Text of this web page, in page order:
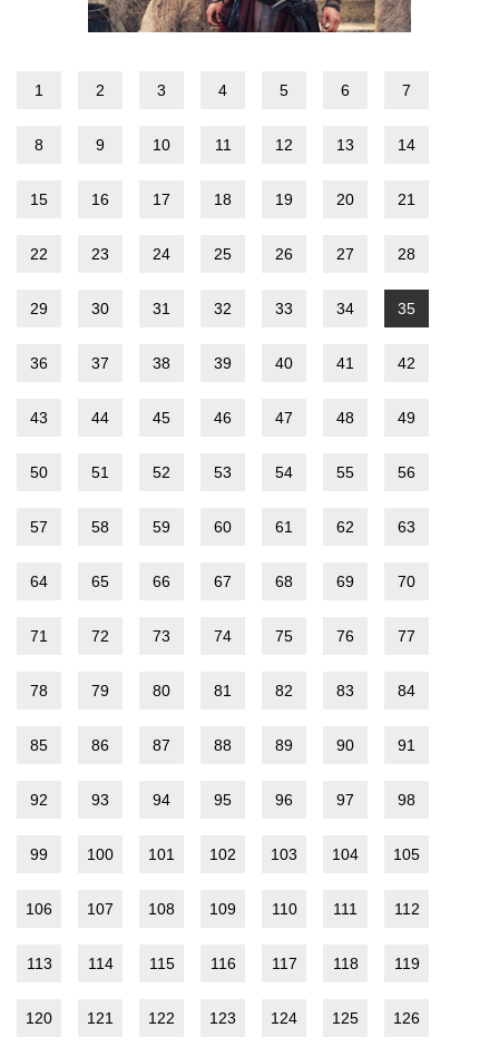
1 2 3 4 5 6 7
8 9 10 11 12 13 14
15 16 17 18 19 20 21
22 23 24 25 26 27 28
29 30 31 32 33 34 35
36 37 38 39 40 41 42
43 44 45 46 47 48 49
50 51 52 53 54 55 56
57 58 59 60 61 62 63
64 65 66 67 68 69 70
71 72 73 74 75 76 77
78 79 80 81 82 83 84
85 86 87 88 89 90 91
92 93 94 95 96 97 98
99 100 101 102 103 104 105
106 107 108 109 110 111 112
113 114 115 116 117 118 119
120 121 122 123 124 125 126